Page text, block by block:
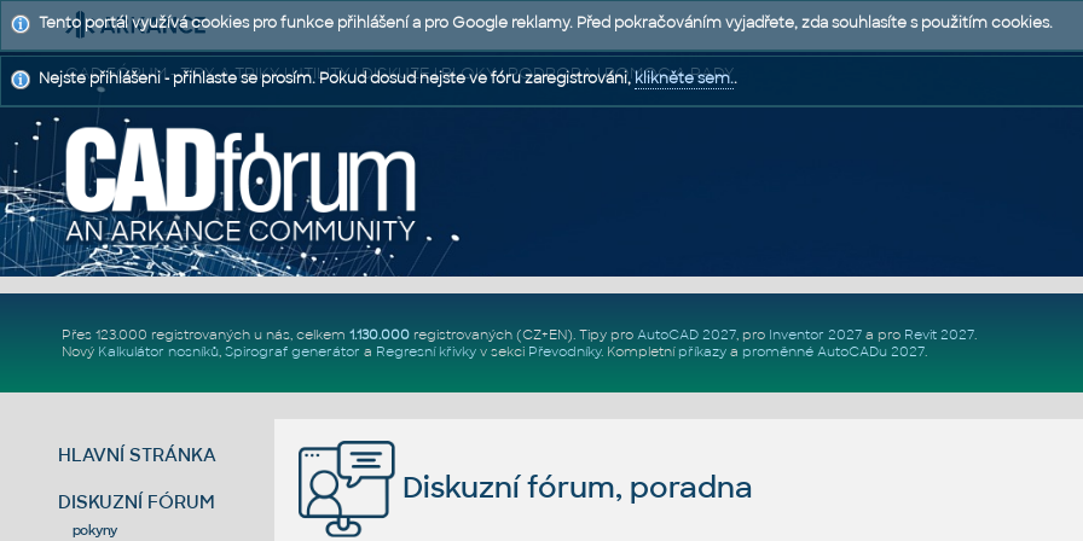
CAD FÓRUM - TIPY A TRIKY | UTILITY | DISKUZE | BLOKY | PODPORA | POMOC A RADY
Přes 123.000 registrovaných u nás, celkem 1.130.000registrovaných (CZ+EN). Tipy pro AutoCAD 2027, pro Inventor 2027a pro Revit 2027.
Nový Kalkulátor nosníků, Spirograf generátor a Regresní křivkyv sekci Převodníky. Kompletní příkazya proměnné AutoCADu 2027.
HLAVNÍ STRÁNKA
DISKUZNÍ FÓRUM
pokyny
Diskuzní fórum, poradna
Tento portál využívá cookies pro funkce přihlášení a pro Google reklamy. Před pokračováním vyjadřete, zda souhlasíte s použitím cookies.
Nejste přihlášeni - přihlaste se prosím. Pokud dosud nejste ve fóru zaregistrováni,klikněte sem..